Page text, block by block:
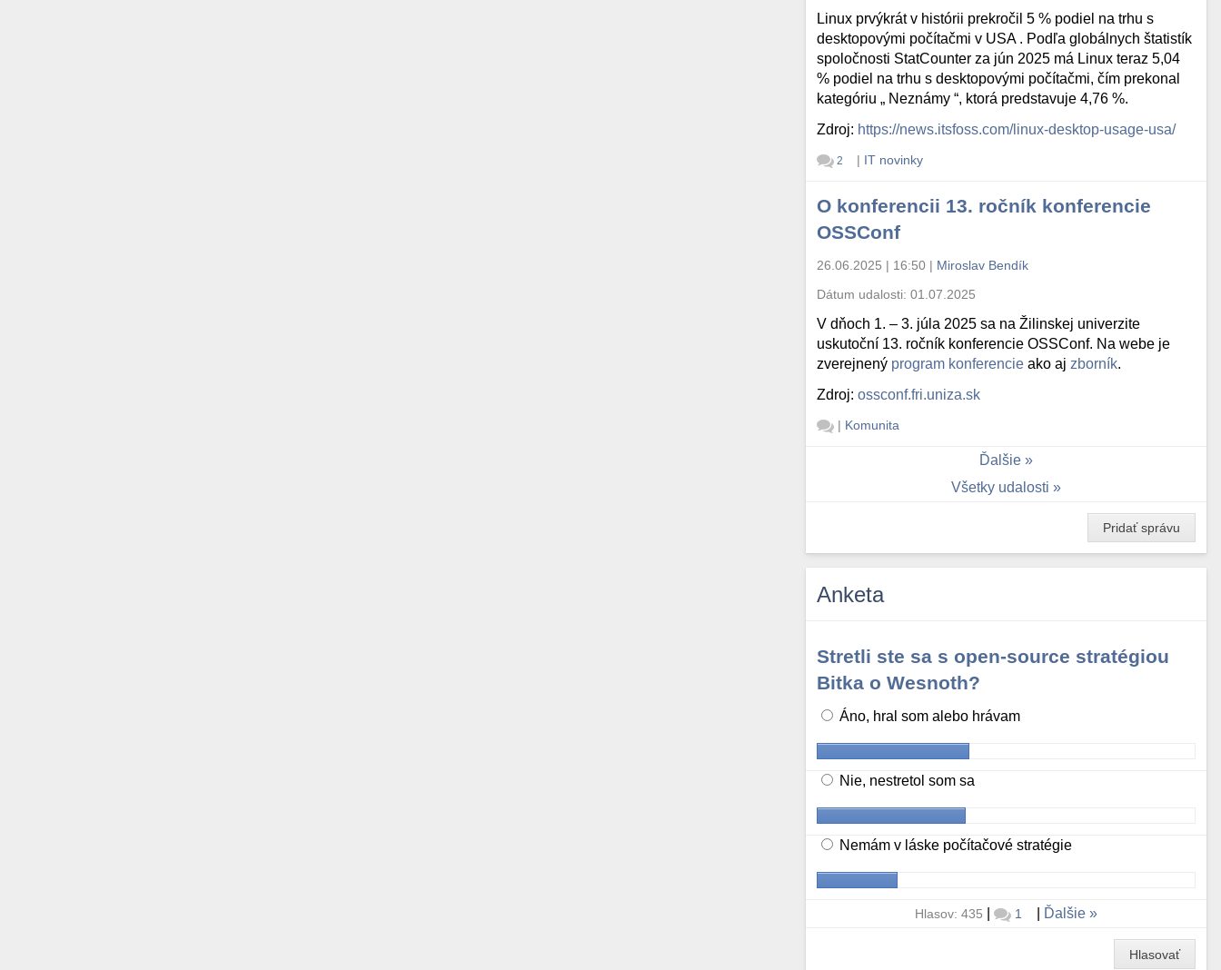
Linux prvýkrát v histórii prekročil 5 % podiel na trhu s
desktopovými počítačmi v USA . Podľa globálnych štatistík
spoločnosti StatCounter za jún 2025 má Linux teraz 5,04
% podiel na trhu s desktopovými počítačmi, čím prekonal
kategóriu „ Neznámy “, ktorá predstavuje 4,76 %.
Zdroj: https://news.itsfoss.com/linux-desktop-usage-usa/
2 | IT novinky
O konferencii 13. ročník konferencie
OSSConf
26.06.2025 | 16:50 | Miroslav Bendík
Dátum udalosti:01.07.2025
V dňoch 1. – 3. júla 2025 sa na Žilinskej univerzite
uskutoční 13. ročník konferencie OSSConf. Na webe je
zverejnený program konferencie ako aj zborník.
Zdroj:ossconf.fri.uniza.sk
| Komunita
Ďalšie
Všetky udalosti
Pridať správu
Anketa
Stretli ste sa s open-source stratégiou
Bitka o Wesnoth?
Áno, hral som alebo hrávam
Nie, nestretol som sa
Nemám v láske počítačové stratégie
Hlasov: 435 | 1 Ďalšie
Hlasovať